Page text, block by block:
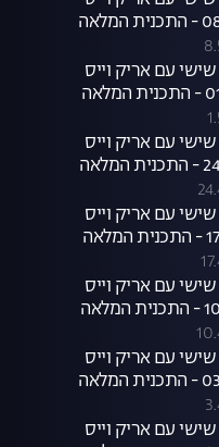
עם אריק וייס
עם אריק וייס
עם אריק וייס
עם אריק וייס
עם אריק וייס
עם אריק וייס